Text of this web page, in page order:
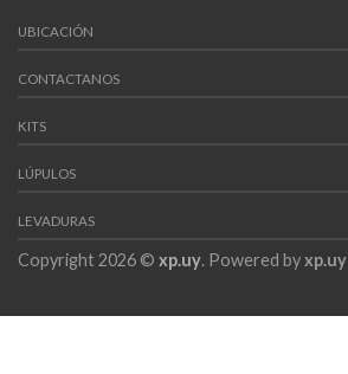
UBICACIÓN
CONTACTANOS
KITS
LÚPULOS
LEVADURAS
Copyright 2026 © xp.uy. Powered byxp.uy